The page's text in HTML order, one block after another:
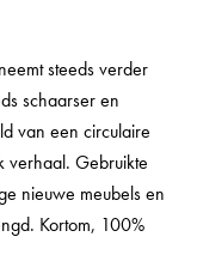
steeds verder
schaarser en
van een circulaire
verhaal. Gebruikte
nieuwe meubels en
Kortom, 100%